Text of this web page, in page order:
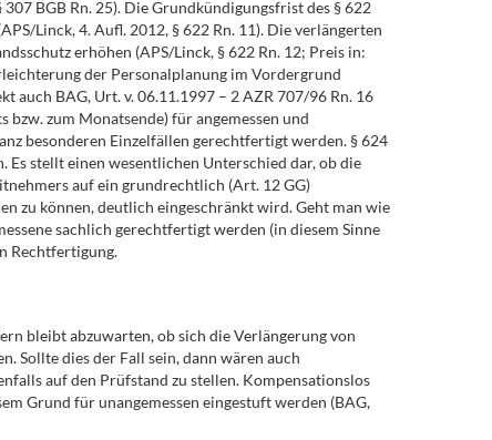
BGB Rn. 25). Die Grundkündigungsfrist des § 622
Linck, 4. Aufl. 2012, § 622 Rn. 11). Die verlängerten
erhöhen (APS/Linck, § 622 Rn. 12; Preis in:
der Personalplanung im Vordergrund
auch BAG, Urt. v. 06.11.1997 – 2 AZR 707/96 Rn. 16
zum Monatsende) für angemessen und
besonderen Einzelfällen gerechtfertigt werden. § 624
Es stellt einen wesentlichen Unterschied dar, ob die
auf ein grundrechtlich (Art. 12 GG)
zu können, deutlich eingeschränkt wird. Geht man wie
sachlich gerechtfertigt werden (in diesem Sinne
Rechtfertigung.
bleibt abzuwarten, ob sich die Verlängerung von
Sollte dies der Fall sein, dann wären auch
auf den Prüfstand zu stellen. Kompensationslos
Grund für unangemessen eingestuft werden (BAG,